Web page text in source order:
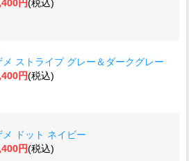
円(税込)
メ ストライプ グレー＆ダークグレー
円(税込)
メ ドット ネイビー
円(税込)